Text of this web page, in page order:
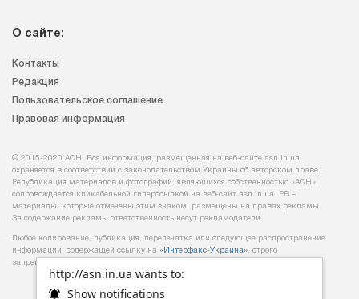
http://asn.in.ua wants to:
Show notifications
О сайте:
Контакты
Редакция
Пользовательское соглашение
Правовая информация
© 2015-2020 АСН. Вся информация, размещенная на веб-сайте asn.in.ua,
охраняется в соответствии с законодательством Украины об авторском праве.
Републикация материалов и фотографий, являющихся собственностью «АСН»,
сопровождается кликабельной гиперссылкой на веб-сайт asn.іn.ua. PR –
материалы, которые отмечены этим знаком, размещены на правах рекламы.
За содержание рекламы ответственность несут рекламодатели.
Любое копирование, публикация, перепечатка или следующее распространение
информации, содержащей ссылку на «Интерфакс-Украина», строго
запрещается.